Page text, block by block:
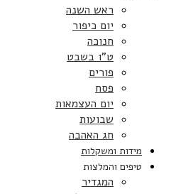
ראש השנה
יום כיפור
חנוכה
ט”ו בשבט
פורים
פסח
יום העצמאות
שבועות
חג האהבה
מידות ומשקלות
טיפים והמלצות
המגדיר